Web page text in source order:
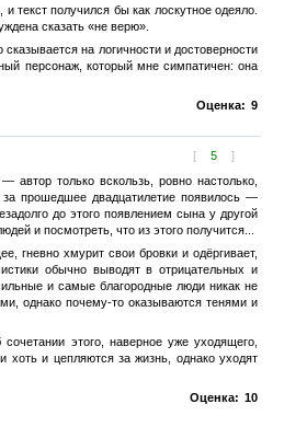
получился бы как лоскутное одеяло.
сказать «не верю».
на логичности и достоверности
персонаж, который мне симпатичен: она
Оценка: 9
[ 5 ]
только вскользь, ровно настолько,
прошедшее двадцатилетие появилось —
до этого появлением сына у другой
и посмотреть, что из этого получится...
гневно хмурит свои бровки и одёргивает,
обычно выводят в отрицательных и
и самые благородные люди никак не
однако почему-то оказываются тенями и
этого, наверное уже уходящего,
хоть и цепляются за жизнь, однако уходят
Оценка: 10